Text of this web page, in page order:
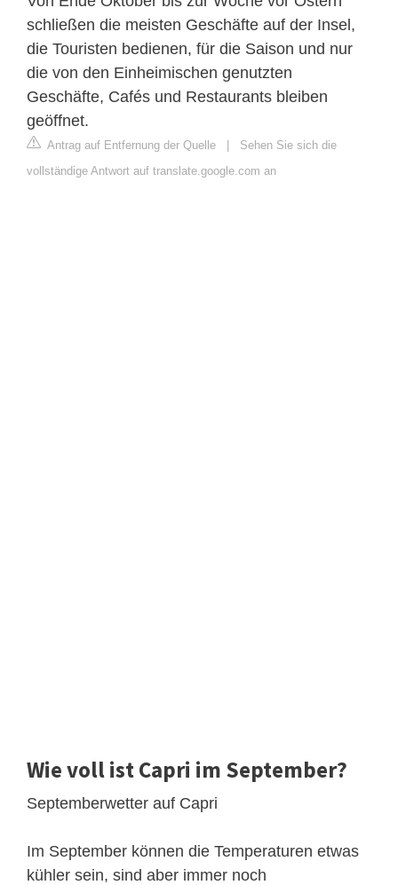
schließen die meisten Geschäfte auf der Insel,
die Touristen bedienen, für die Saison und nur
die von den Einheimischen genutzten
Geschäfte, Cafés und Restaurants bleiben
geöffnet.
Antrag auf Entfernung der Quelle | Sehen Sie sich die
vollständige Antwort auf translate.google.com an
Wie voll ist Capri im September?
Septemberwetter auf Capri
Im September können die Temperaturen etwas
kühler sein, sind aber immer noch